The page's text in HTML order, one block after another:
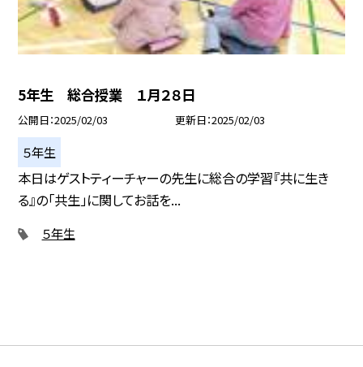
5年生 総合授業 １月２８日
公開日 2025/02/03 更新日 2025/02/03
５年生
本日はゲストティーチャーの先生に総合の学習『共に生き
る』の「共生」に関してお話を...
５年生